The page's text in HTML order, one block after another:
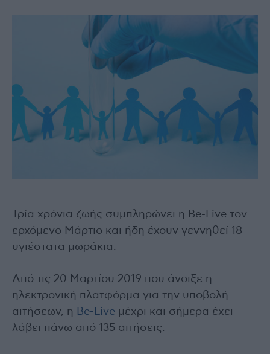
Τρία χρόνια ζωής συμπληρώνει η Be-Live τον
ερχόμενο Μάρτιο και ήδη έχουν γεννηθεί 18
υγιέστατα μωράκια.
Από τις 20 Μαρτίου 2019 που άνοιξε η
ηλεκτρονική πλατφόρμα για την υποβολή
αιτήσεων, η Be-Live μέχρι και σήμερα έχει
λάβει πάνω από 135 αιτήσεις.